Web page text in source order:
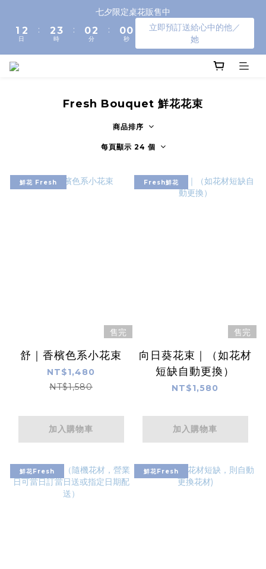
七夕限定桌花販售中
1
0
2
1
0
日
:
2
1
0
3
2
1
時
:
02
1
0
分
:
1
0
1
0
秒
立即預訂送給心中的他／
她
Fresh Bouquet 鮮花花束
商品排序
每頁顯示 24 個
鮮花 Fresh
售完
舒｜香檳色系小花束
NT$1,480
NT$1,580
加入購物車
Fresh鮮花
售完
向日葵花束｜（如花材
短缺自動更換）
NT$1,580
加入購物車
鮮花Fresh 鮮花Fresh